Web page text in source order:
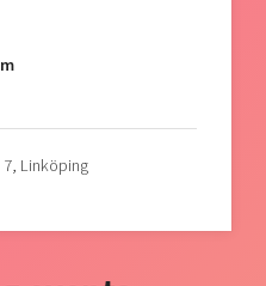
7, Linköping